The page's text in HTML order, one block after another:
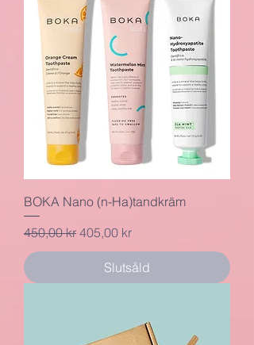
BOKA Nano (n-Ha)tandkräm
Ordinarie pris
450,00 kr Reapris
405,00 kr
Slutsåld